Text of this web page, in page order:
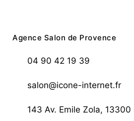
Agence Salon de Provence
04 90 42 19 39
salon@icone-internet.fr
143 Av. Emile Zola,